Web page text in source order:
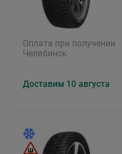
Оплата при получении
Челябинск
Доставим 10 августа